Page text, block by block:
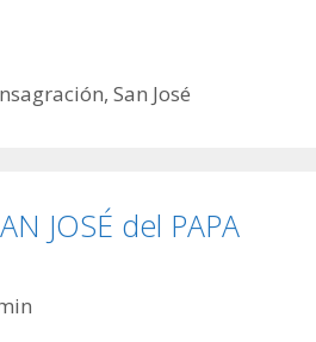
,San José
JOSÉ del PAPA